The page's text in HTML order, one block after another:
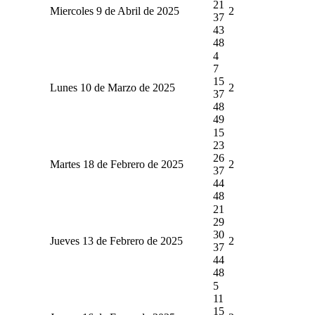
Miercoles 9 de Abril de 2025
21
37
43
48
2
Lunes 10 de Marzo de 2025
4
7
15
37
48
49
2
Martes 18 de Febrero de 2025
15
23
26
37
44
48
2
Jueves 13 de Febrero de 2025
21
29
30
37
44
48
2
5
11
15